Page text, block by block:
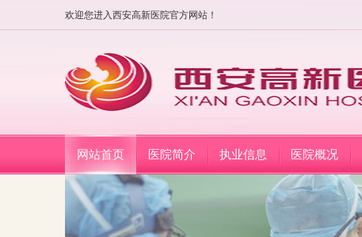
欢迎您进入西安高新医院官方网站！
网站首页 医院简介 执业信息 医院概况